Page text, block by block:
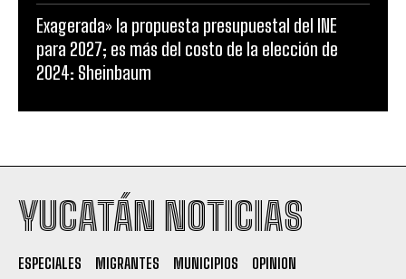
Exagerada» la propuesta presupuestal del INE
para 2027; es más del costo de la elección de
2024: Sheinbaum
YUCATÁN NOTICIAS
ESPECIALES MIGRANTES MUNICIPIOS
OPINION